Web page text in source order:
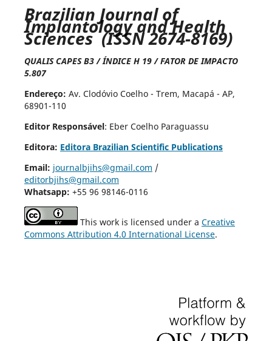
Brazilian Journal of
Implantology and Health
Sciences (ISSN 2674-8169)
QUALIS CAPES B3 / ÍNDICE H 19 / FATOR DE IMPACTO
5.807
Endereço: Av. Clodóvio Coelho - Trem, Macapá - AP,
68901-110
Editor Responsável: Eber Coelho Paraguassu
Editora: Editora Brazilian Scientific Publications
Email: journalbjihs@gmail.com /
editorbjihs@gmail.com
Whatsapp: +55 96 98146-0116
This work is licensed under a Creative
Commons Attribution 4.0 International License.